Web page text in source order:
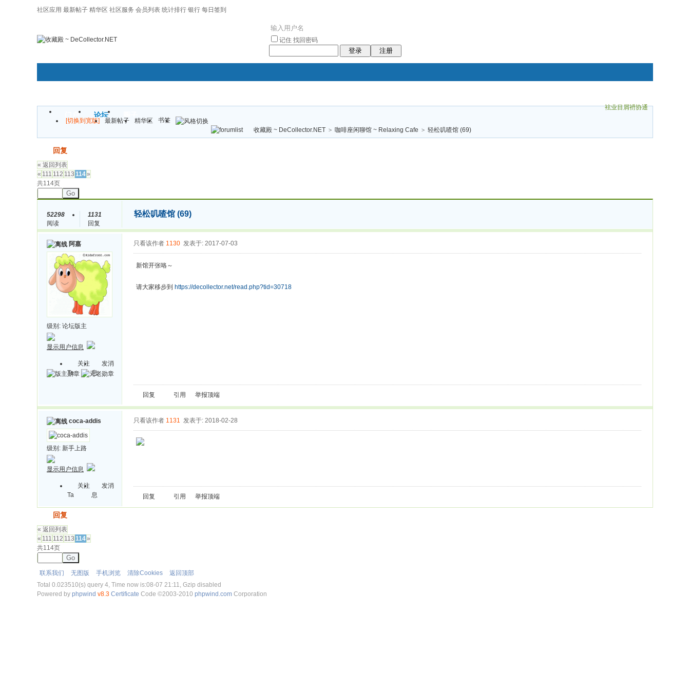
社区应用 最新帖子 精华区 社区服务 会员列表 统计排行 银行 每日签到
记住 找回密码
登录 注册
袨业目屑袇协通
门户 论坛
褔
袠袠袥眩褦
[切换到宽版] 最新帖子 精华区
书签
收藏殿 ~ DeCollector.NET > 咖啡座闲聊馆 ~ Relaxing Cafe > 轻松叽喳馆 (69)
回复
« 返回列表
« 111 112 113 114»
共114页
Go
52298
阅读
1131
回复
轻松叽喳馆 (69)
阿嘉
级别: 论坛版主
显示用户信息
关注
Ta
发消
息
只看该作者 1130 发表于: 2017-07-03
新馆开张咯～
请大家移步到 https://decollector.net/read.php?tid=30718
回复 引用 举报顶端
coca-addis
级别: 新手上路
显示用户信息
关注
Ta
发消
息
只看该作者 1131 发表于: 2018-02-28
回复 引用 举报顶端
回复
« 返回列表
« 111 112 113 114»
共114页
Go
联系我们 无图版 手机浏览 清除Cookies
返回顶部
Total 0.023510(s) query 4, Time now is:08-07 21:11, Gzip disabled
Powered by phpwind v8.3 Certificate Code ©2003-2010 phpwind.com Corporation